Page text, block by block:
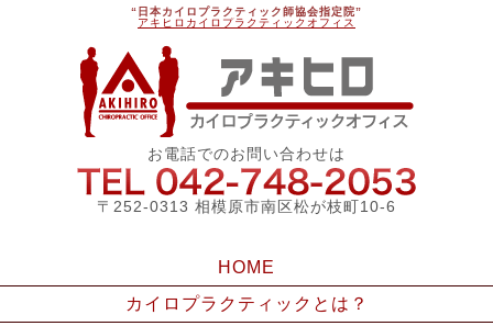
“日本カイロプラクティック師協会指定院”
アキヒロカイロプラクティックオフィス
お電話でのお問い合わせは
〒252-0313 相模原市南区松が枝町10-6
HOME
カイロプラクティックとは？